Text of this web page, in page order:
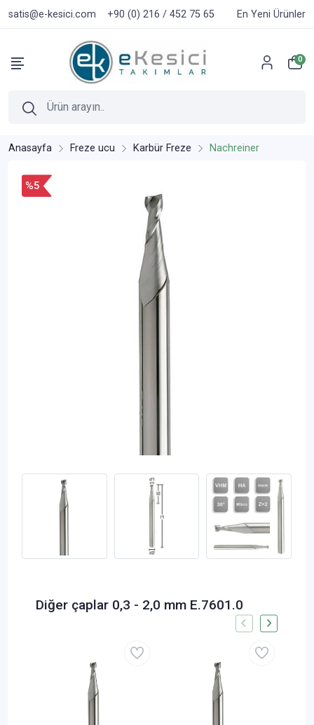
satis@e-kesici.com +90 (0) 216 / 452 75 65 En Yeni Ürünler
0
Anasayfa Freze ucu Karbür Freze Nachreiner
%5
Diğer çaplar 0,3 - 2,0 mm E.7601.0